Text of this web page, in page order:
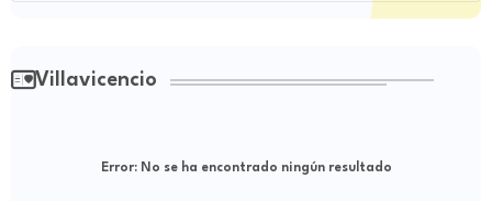
Villavicencio
Error:No se ha encontrado ningún resultado